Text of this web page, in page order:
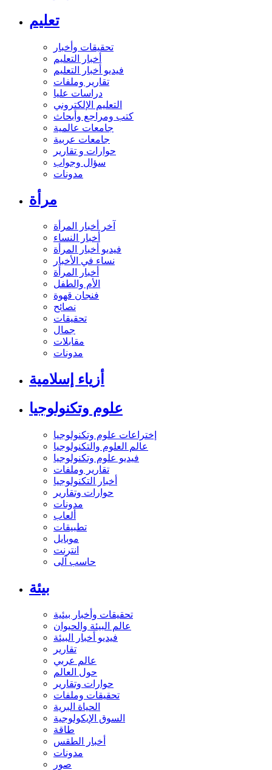
تعليم
تحقيقات وأخبار
أخبار التعليم
فيديو أخبار التعليم
تقارير وملفات
دراسات عليا
التعليم الإلكتروني
كتب ومراجع وأبحاث
جامعات عالمية
جامعات عربية
حوارات و تقارير
سؤال وجواب
مدونات
مرأة
آخر أخبار المرأة
أخبار النساء
فيديو أخبار المرأة
نساء في الأخبار
أخبار المرأة
الأم والطفل
فنجان قهوة
نصائح
تحقيقات
جمال
مقابلات
مدونات
أزياء إسلامية
علوم وتكنولوجيا
إختراعات علوم وتكنولوجيا
عالم العلوم والتكنولوجيا
فيديو علوم وتكنولوجيا
تقارير وملفات
أخبار التكنولوجيا
حوارات وتقارير
مدونات
ألعاب
تطبيقات
موبايل
انترنت
حاسب آلى
بيئة
تحقيقات وأخبار بيئية
عالم البيئة والحيوان
فيديو أخبار البيئة
تقارير
عالم عربي
حول العالم
حوارات وتقارير
تحقيقات وملفات
الحياة البرية
السوق الإيكولوجية
طاقة
أخبار الطقس
مدونات
صور